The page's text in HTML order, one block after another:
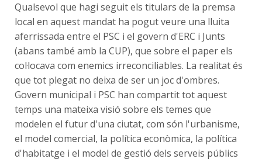
Qualsevol que hagi seguit els titulars de la premsa
local en aquest mandat ha pogut veure una lluita
aferrissada entre el PSC i el govern d'ERC i Junts
(abans també amb la CUP), que sobre el paper els
col·locava com enemics irreconciliables. La realitat és
que tot plegat no deixa de ser un joc d'ombres.
Govern municipal i PSC han compartit tot aquest
temps una mateixa visió sobre els temes que
modelen el futur d'una ciutat, com són l'urbanisme,
el model comercial, la política econòmica, la política
d'habitatge i el model de gestió dels serveis públics